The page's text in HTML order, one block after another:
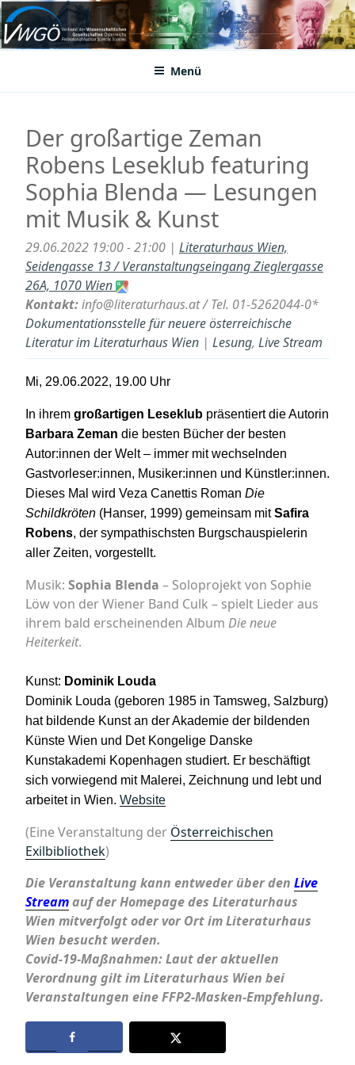
Zum
Inhalt
springenVWGÖ
Federation of Austrian Scientific Societies
Menü
Der großartige Zeman
Robens Leseklub featuring
Sophia Blenda — Lesungen
mit Musik & Kunst
29.06.2022 19:00 - 21:00 | Literaturhaus Wien,
Seidengasse 13 / Veranstaltungseingang Zieglergasse
26A, 1070 Wien
Kontakt:info@literaturhaus.at / Tel. 01-5262044-0*
Dokumentationsstelle für neuere österreichische
Literatur im Literaturhaus Wien | Lesung, Live Stream
Mi, 29.06.2022, 19.00 Uhr
In ihrem großartigen Leseklub präsentiert die Autorin
Barbara Zeman die besten Bücher der besten
Autor:innen der Welt – immer mit wechselnden
Gastvorleser:innen, Musiker:innen und Künstler:innen.
Dieses Mal wird Veza Canettis Roman Die
Schildkröten (Hanser, 1999) gemeinsam mitSafira
Robens, der sympathischsten Burgschauspielerin
aller Zeiten, vorgestellt.
Musik: Sophia Blenda – Soloprojekt von Sophie
Löw von der Wiener Band Culk – spielt Lieder aus
ihrem bald erscheinenden Album Die neue
Heiterkeit.
Kunst: Dominik Louda
Dominik Louda (geboren 1985 in Tamsweg, Salzburg)
hat bildende Kunst an der Akademie der bildenden
Künste Wien und Det Kongelige Danske
Kunstakademi Kopenhagen studiert. Er beschäftigt
sich vorwiegend mit Malerei, Zeichnung und lebt und
arbeitet in Wien. Website
(Eine Veranstaltung der Österreichischen
Exilbibliothek)
Die Veranstaltung kann entweder über den Live
Streamauf der Homepage des Literaturhaus
Wien mitverfolgt oder vor Ort im Literaturhaus
Wien besucht werden.
Covid-19-Maßnahmen: Laut der aktuellen
Verordnung gilt im Literaturhaus Wien bei
Veranstaltungen eine FFP2-Masken-Empfehlung.